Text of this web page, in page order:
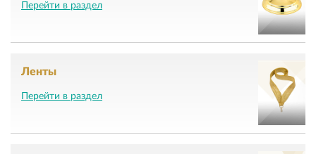
Перейти в раздел
Ленты
Перейти в раздел